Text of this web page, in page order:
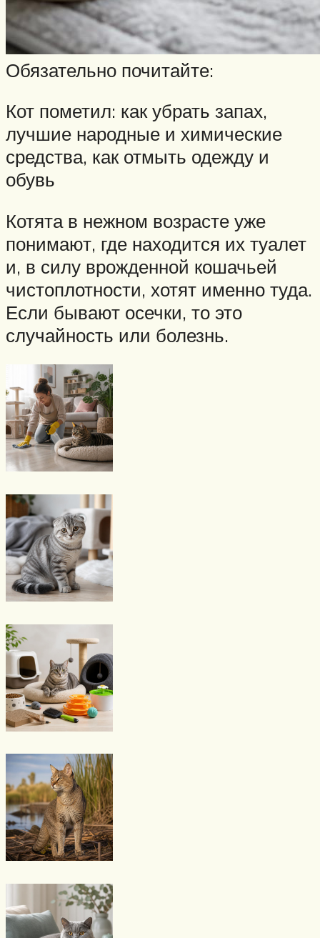
Обязательно почитайте:
Кот пометил: как убрать запах,
лучшие народные и химические
средства, как отмыть одежду и
обувь
Котята в нежном возрасте уже
понимают, где находится их туалет
и, в силу врожденной кошачьей
чистоплотности, хотят именно туда.
Если бывают осечки, то это
случайность или болезнь.